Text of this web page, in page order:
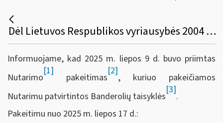
Dėl Lietuvos Respublikos vyriausybės 2004 m. balandžio 9 d. nutarimo Nr. 408 pakeitimo (banderolės)
Informuojame, kad 2025 m. liepos 9 d. buvo priimtas
Nutarimo
[1]
pakeitimas
[2]
, kuriuo pakeičiamos
Nutarimu patvirtintos Banderolių taisyklės
[3]
.
Pakeitimu nuo 2025 m. liepos 17 d.: